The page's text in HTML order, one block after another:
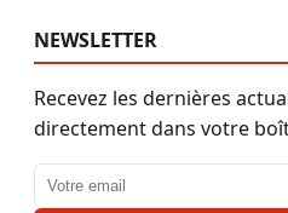
NEWSLETTER
Recevez les dernières
directement dans votre
Adresse email